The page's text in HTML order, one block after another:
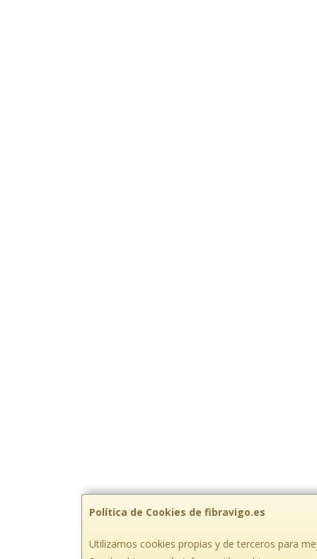
Política de Cookies de fibravigo.es
Utilizamos cookies propias y de terceros para